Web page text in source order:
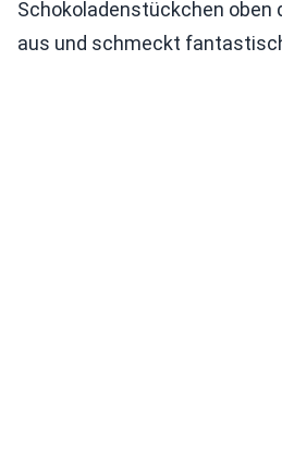
Schokoladenstückchen oben
aus und schmeckt